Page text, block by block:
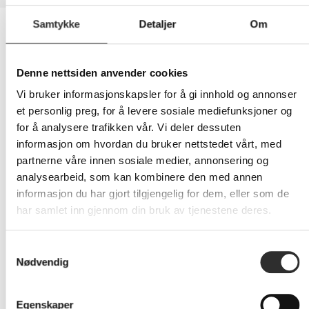
Samtykke Detaljer Om
Denne nettsiden anvender cookies
Vi bruker informasjonskapsler for å gi innhold og annonser
et personlig preg, for å levere sosiale mediefunksjoner og
for å analysere trafikken vår. Vi deler dessuten
informasjon om hvordan du bruker nettstedet vårt, med
partnerne våre innen sosiale medier, annonsering og
analysearbeid, som kan kombinere den med annen
informasjon du har gjort tilgjengelig for dem, eller som de
har samlet inn gjennom din bruk av tjenestene deres.
Nødvendig
Egenskaper
Egenskaper
Generelt
Produkttype
Dokkingstasjon
Bredde 14.5 cm
Dybde 5.9 cm
Vekt